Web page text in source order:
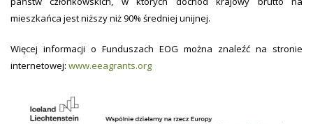
mieszkańca jest niższy niż 90% średniej unijnej.
Więcej informacji o Funduszach EOG można znaleźć na stronie
internetowej: www.eeagrants.org